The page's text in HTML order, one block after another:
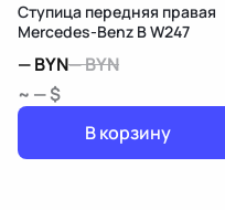
Ступица передняя правая
Mercedes-Benz B W247
—BYN—BYN
~ — $
В корзину